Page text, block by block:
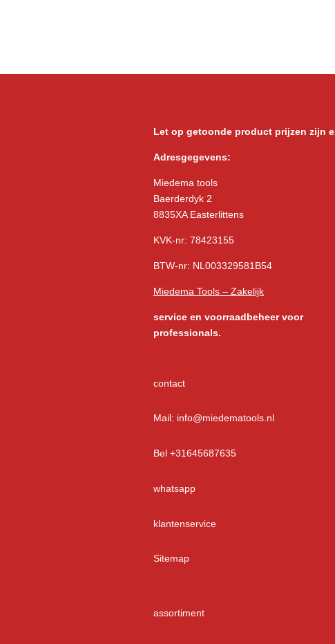
Let op getoonde product prijzen zijn
Adresgegevens:
Miedema tools
Baerderdyk 2
8835XA Easterlittens
KVK-nr: 78423155
BTW-nr: NL003329581B54
Miedema Tools – Zakelijk
service en voorraadbeheer voor
professionals.
contact
Mail: info@miedematools.nl
Bel +31645687635
whatsapp
klantenservice
Sitemap
assortiment